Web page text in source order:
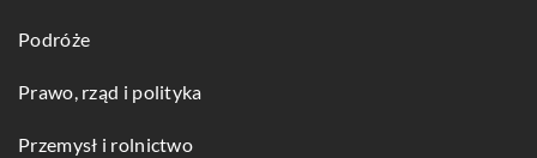
Podróże
Prawo, rząd i polityka
Przemysł i rolnictwo